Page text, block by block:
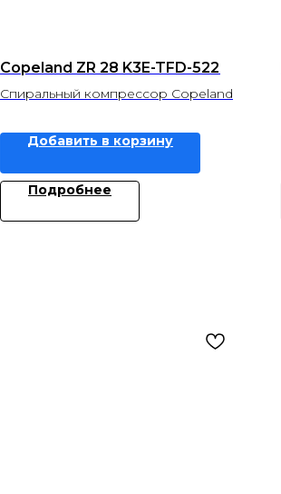
Copeland ZR 28 K3E-TFD-522
Спиральный компрессор Copeland
Добавить в корзину
Подробнее